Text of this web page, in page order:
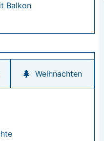
Balkon
Weihnachten